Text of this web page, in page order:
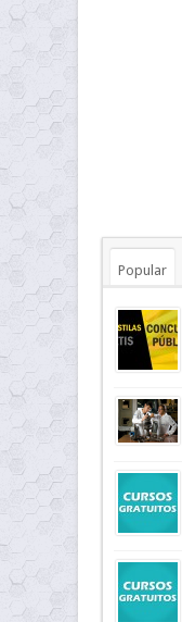
Popular